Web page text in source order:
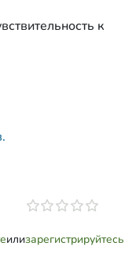
к
илизарегистрируйтесь